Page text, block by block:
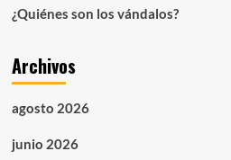
¿Quiénes son los vándalos?
Archivos
agosto 2026
junio 2026